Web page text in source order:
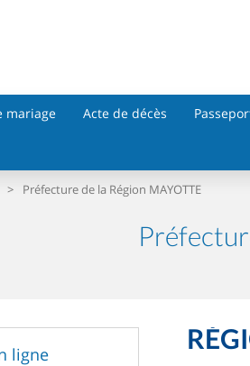
mariage Acte de décès
> Préfecture de la Région MAYOTTE
ligne